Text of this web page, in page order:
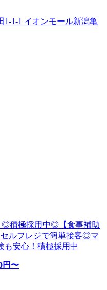
1-1 イオンモール新潟亀
◎積極採用中◎【食事補助
ルフレジで簡単接客◎マ
も安心！積極採用中
円〜